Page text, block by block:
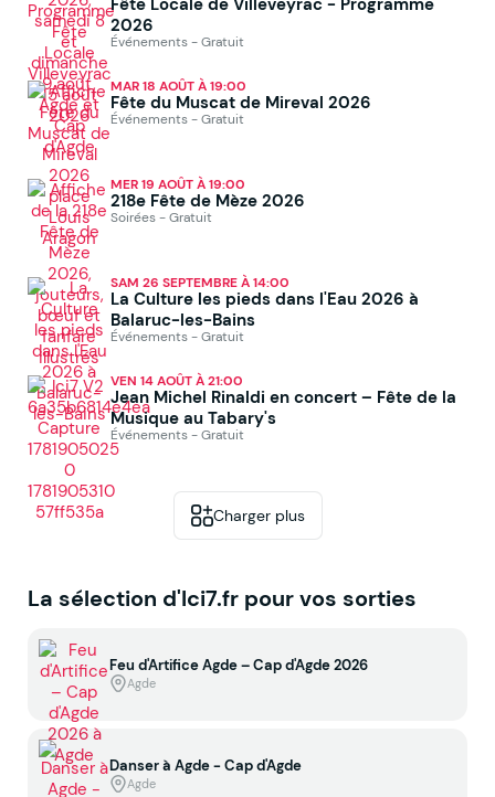
2026
Événements - Gratuit
MAR 18 AOÛT À 19:00
Fête du Muscat de Mireval 2026
Événements - Gratuit
MER 19 AOÛT À 19:00
218e Fête de Mèze 2026
Soirées - Gratuit
SAM 26 SEPTEMBRE À 14:00
La Culture les pieds dans l'Eau 2026 à
Balaruc-les-Bains
Événements - Gratuit
VEN 14 AOÛT À 21:00
Jean Michel Rinaldi en concert – Fête de la
Musique au Tabary's
Événements - Gratuit
Charger plus
La sélection d'Ici7.fr pour vos sorties
Feu d'Artifice Agde – Cap d'Agde 2026
Agde
Danser à Agde - Cap d'Agde
Agde